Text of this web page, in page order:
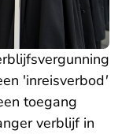
'inreisverbod'
toegang
verblijf in